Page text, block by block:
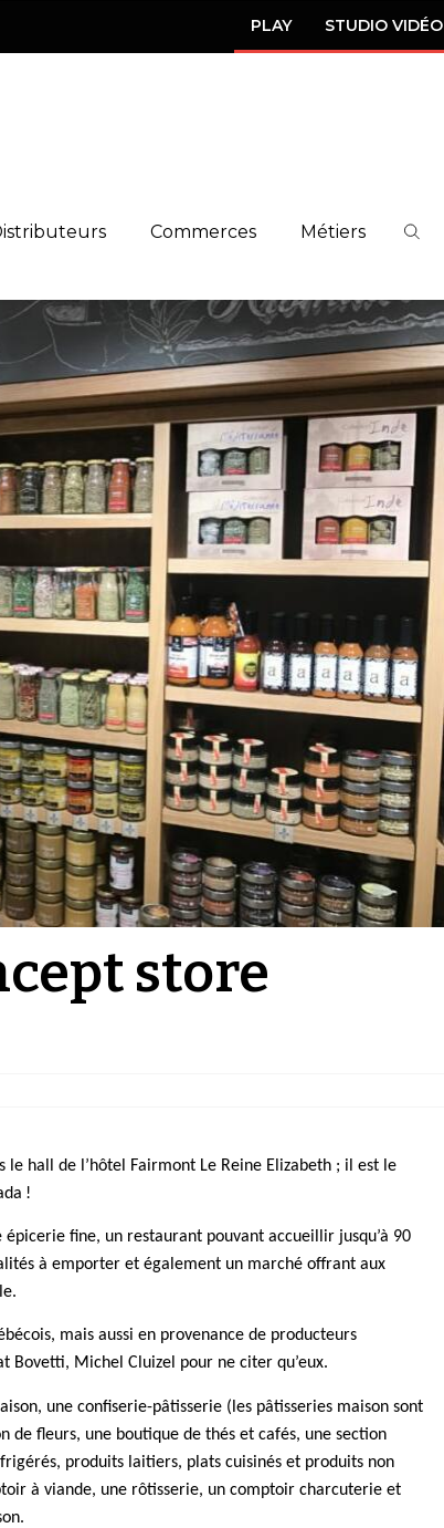
PLAY STUDIO VIDÉO
Commerces Métiers
store
hall de l’hôtel Fairmont Le Reine Elizabeth ; il est le
!
fine, un restaurant pouvant accueillir jusqu’à 90
à emporter et également un marché offrant aux
mais aussi en provenance de producteurs
Michel Cluizel pour ne citer qu’eux.
une confiserie-pâtisserie (les pâtisseries maison sont
de fleurs, une boutique de thés et cafés, une section
produits laitiers, plats cuisinés et produits non
à viande, une rôtisserie, un comptoir charcuterie et